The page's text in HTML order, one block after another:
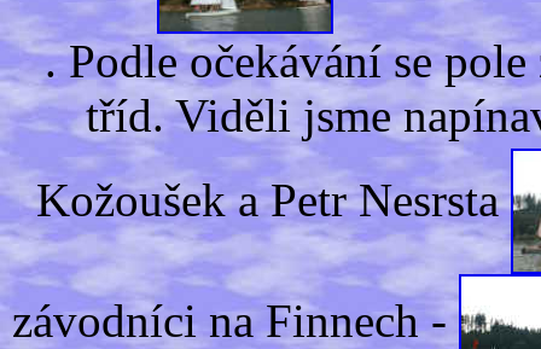
. Podle očekávání se
tříd. Viděli jsme
Kožoušek a Petr Nesrsta
závodníci na Finnech -